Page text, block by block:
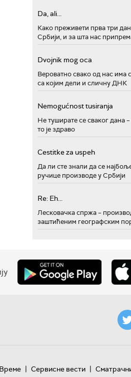
Da, ali...
Како преживети прва три
Србији, и за шта нас
Dvojnik mog oca
Вероватно свако од нас има
са којим дели и сличну ДНК
Nemogućnost tusiranja
Не туширате се сваког дана
то је здраво
Cestitke za uspeh
Да ли сте знали да се
ручице производе у Србији
Re: Eh...
Лесковачка спржа –
заштићеним географским
Време | Сервисне вести |